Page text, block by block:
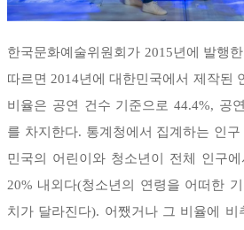
한국문화예술위원회가 2015년에 발행
따르면 2014년에 대한민국에서 제작된
비율은 공연 건수 기준으로 44.4%, 공
를 차지한다. 통계청에서 집계하는 인
민국의 어린이와 청소년이 전체 인구
20% 내외다(청소년의 연령을 어떠한
치가 달라진다). 어쨌거나 그 비율에 비